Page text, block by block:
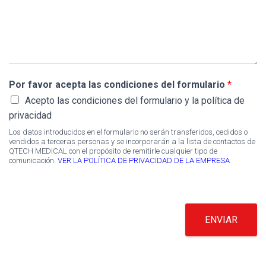
Por favor acepta las condiciones del formulario *
Acepto las condiciones del formulario y la política de
privacidad
Los datos introducidos en el formulario no serán transferidos, cedidos o
vendidos a terceras personas y se incorporarán a la lista de contactos de
QTECH MEDICAL con el propósito de remitirle cualquier tipo de
comunicación. VER LA POLÍTICA DE PRIVACIDAD DE LA EMPRESA
ENVIAR